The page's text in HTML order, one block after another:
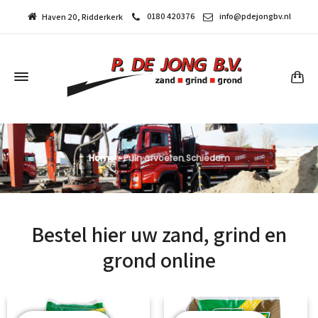
Haven 20, Ridderkerk 0180 420376 info@pdejongbv.nl
Home»Puin afvoeren Schiedam
Bestel hier uw zand, grind en
grond online